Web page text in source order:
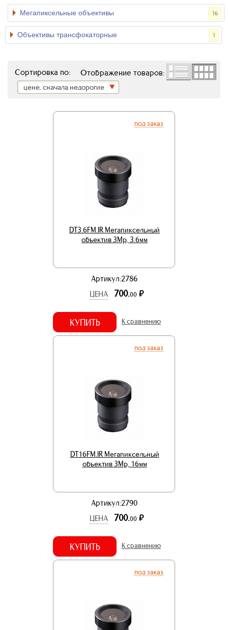
16
Мегапиксельные объективы
1
Объективы трансфокаторные
Отображение товаров:
Сортировка по:
цене, сначала недорогие
под заказ
DT3.6FM.IR Мегапиксельный
объектив 3Mp, 3.6мм
Артикул:2786
ЦЕНА
700.00 р.
КУПИТЬ К сравнению
под заказ
DT16FM.IR Мегапиксельный
объектив 3Mp, 16мм
Артикул:2790
ЦЕНА
700.00 р.
КУПИТЬ К сравнению
под заказ